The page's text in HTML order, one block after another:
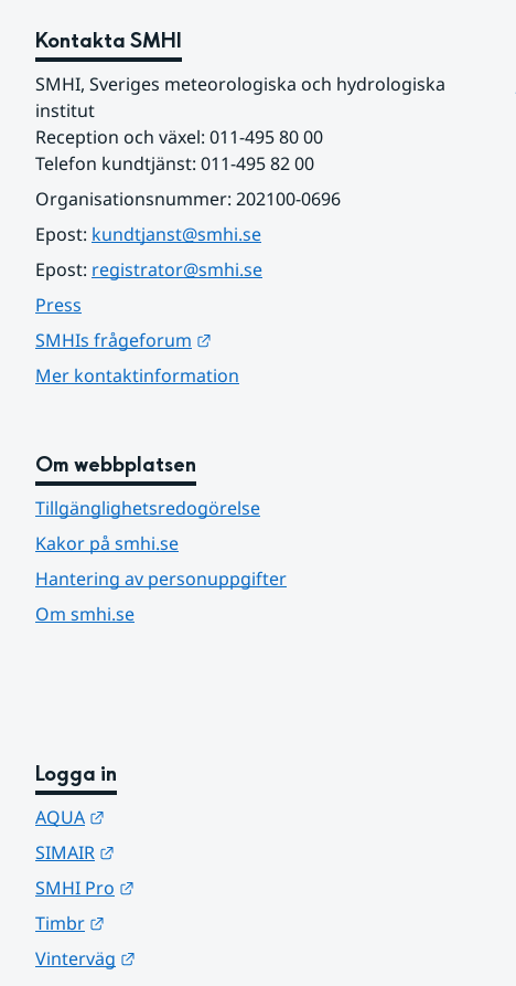
Kontakta SMHI
SMHI, Sveriges meteorologiska och hydrologiska
institut
Reception och växel: 011-495 80 00
Telefon kundtjänst: 011-495 82 00
Organisationsnummer: 202100-0696
Epost: kundtjanst@smhi.se
Epost: registrator@smhi.se
Press
SMHIs frågeforum
Mer kontaktinformation
Om webbplatsen
Tillgänglighetsredogörelse
Kakor på smhi.se
Hantering av personuppgifter
Om smhi.se
Logga in
AQUA
SIMAIR
SMHI Pro
Timbr
Vinterväg